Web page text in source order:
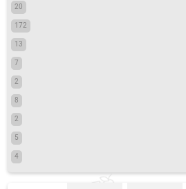
20
172
13
7
2
8
2
5
4